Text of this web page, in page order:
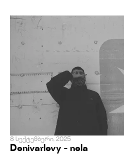
8 სექტემბერი, 2025
Denivarlevy - nela